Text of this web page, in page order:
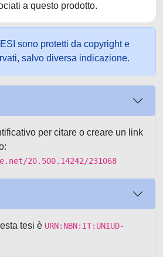
a questo prodotto.
sono protetti da copyright e
salvo diversa indicazione.
per citare o creare un link
20.500.14242/231068
tesi è URN:NBN:IT:UNIUD-